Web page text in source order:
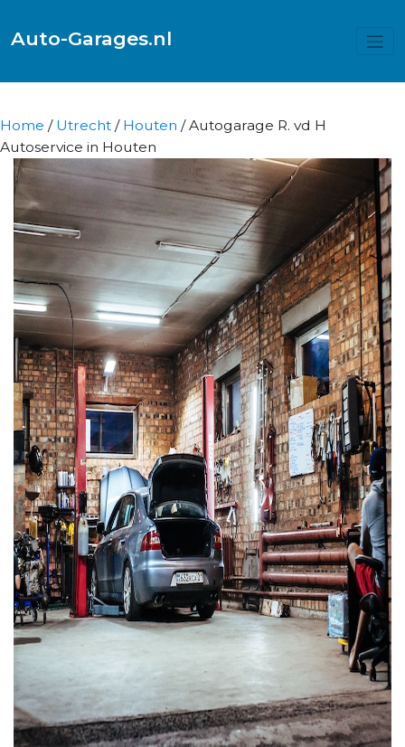
Auto-Garages.nl
Home / Utrecht / Houten / Autogarage R. vd H
Autoservice in Houten